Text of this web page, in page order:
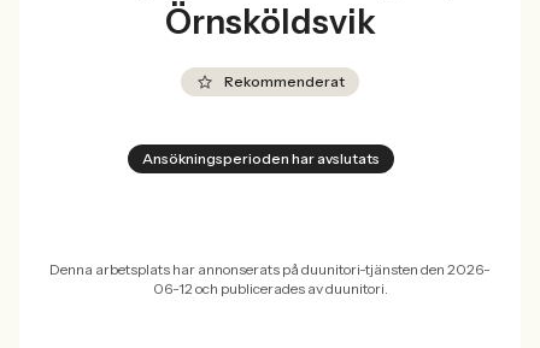
Örnsköldsvik
Rekommenderat
Ansökningsperioden har avslutats
Denna arbetsplats har annonserats på duunitori-tjänsten den 2026-
06-12 och publicerades av duunitori.